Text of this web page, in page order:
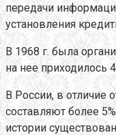
передачи
установления
В 1968 г. была
на нее приходилось
В России, в отличие
составляют более
истории